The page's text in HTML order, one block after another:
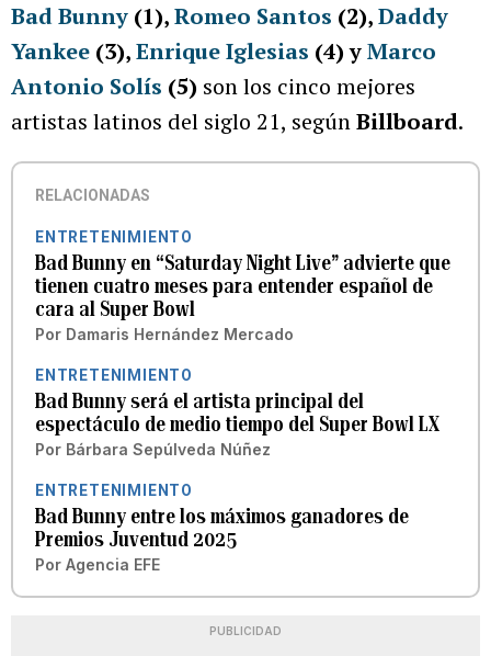
Bad Bunny (1),Romeo Santos (2),Daddy
Yankee (3),Enrique Iglesias (4) yMarco
Antonio Solís (5) son los cinco mejores
artistas latinos del siglo 21, segúnBillboard.
RELACIONADAS
ENTRETENIMIENTO
Bad Bunny en “Saturday Night Live” advierte que
tienen cuatro meses para entender español de
cara al Super Bowl
Por Damaris Hernández Mercado
ENTRETENIMIENTO
Bad Bunny será el artista principal del
espectáculo de medio tiempo del Super Bowl LX
Por Bárbara Sepúlveda Núñez
ENTRETENIMIENTO
Bad Bunny entre los máximos ganadores de
Premios Juventud 2025
Por Agencia EFE
PUBLICIDAD